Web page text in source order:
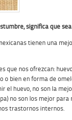
significa que
tienen una
que nos ofrezcan:
o bien en forma de
el huevo, no son la
no son los mejor
trastornos internos.